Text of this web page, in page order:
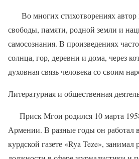
Во многих стихотворениях автор
свободы, памяти, родной земли и
самосознания. В произведениях
солнца, гор, деревни и дома, через
духовная связь человека со своим
Литературная и общественная
Приск Мгои родился 10 марта
Армении. В разные годы он работал
курдской газете «Rya Teze», занимал